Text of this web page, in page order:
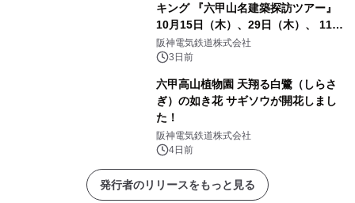
キング 『六甲山名建築探訪ツアー』
10月15日（木）、29日（木）、 11月
5日（木）、12日（木）に開催！
阪神電気鉄道株式会社
3日前
六甲高山植物園 天翔る白鷺（しらさ
ぎ）の如き花 サギソウが開花しまし
た！
阪神電気鉄道株式会社
4日前
発行者のリリースをもっと見る